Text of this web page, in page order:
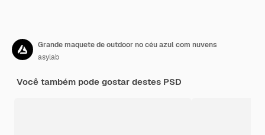
Grande maquete de outdoor no céu azul com nuvens
asylab
Você também pode gostar destes PSD